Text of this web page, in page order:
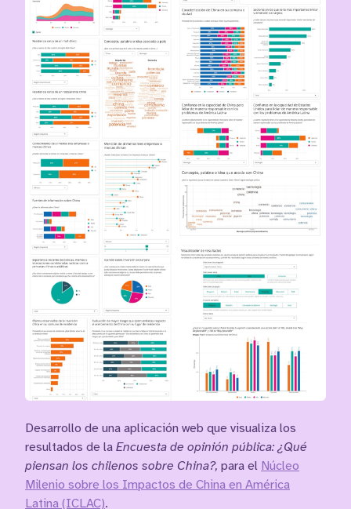
Desarrollo de una aplicación web que visualiza los
resultados de la Encuesta de opinión pública: ¿Qué
piensan los chilenos sobre China?, para el Núcleo
Milenio sobre los Impactos de China en América
Latina (ICLAC).